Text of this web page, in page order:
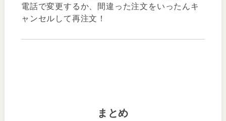
電話で変更するか、間違った注文をいったんキ
ャンセルして再注文！
まとめ